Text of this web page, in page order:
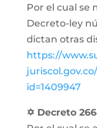
Por el cual se
Decreto-ley
dictan otras
https://
id=1409947
✡ Decreto